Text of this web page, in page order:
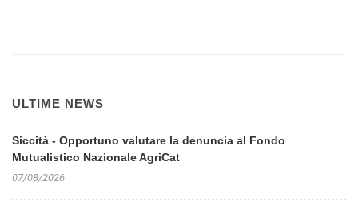
ULTIME NEWS
Siccità - Opportuno valutare la denuncia al Fondo
Mutualistico Nazionale AgriCat
07/08/2026